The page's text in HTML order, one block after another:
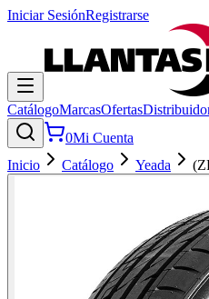
Iniciar SesiónRegistrarse
CatálogoMarcasOfertas
0Mi Cuenta
Inicio
Catálogo Yeada